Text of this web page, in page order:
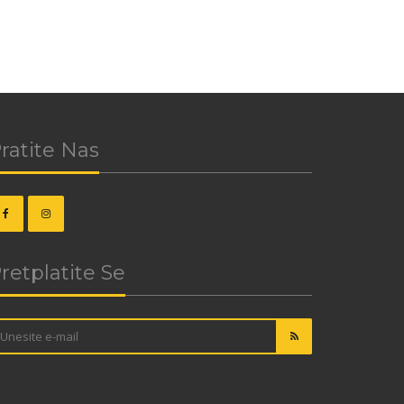
Nas
Se